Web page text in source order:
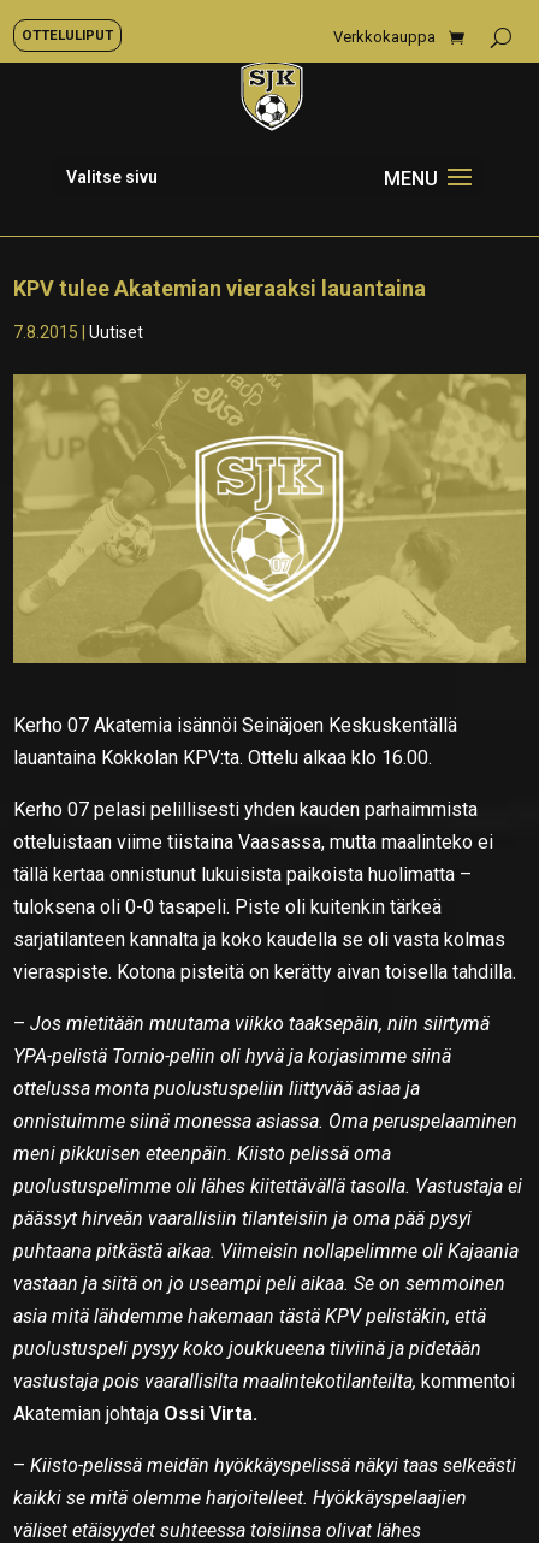
OTTELULIPUT Verkkokauppa
Valitse sivu
KPV tulee Akatemian vieraaksi lauantaina
7.8.2015 |Uutiset
Kerho 07 Akatemia isännöi Seinäjoen Keskuskentällä
lauantaina Kokkolan KPV:ta. Ottelu alkaa klo 16.00.
Kerho 07 pelasi pelillisesti yhden kauden parhaimmista
otteluistaan viime tiistaina Vaasassa, mutta maalinteko ei
tällä kertaa onnistunut lukuisista paikoista huolimatta –
tuloksena oli 0-0 tasapeli. Piste oli kuitenkin tärkeä
sarjatilanteen kannalta ja koko kaudella se oli vasta kolmas
vieraspiste. Kotona pisteitä on kerätty aivan toisella tahdilla.
–Jos mietitään muutama viikko taaksepäin, niin siirtymä
YPA-pelistä Tornio-peliin oli hyvä ja korjasimme siinä
ottelussa monta puolustuspeliin liittyvää asiaa ja
onnistuimme siinä monessa asiassa. Oma peruspelaaminen
meni pikkuisen eteenpäin. Kiisto pelissä oma
puolustuspelimme oli lähes kiitettävällä tasolla. Vastustaja ei
päässyt hirveän vaarallisiin tilanteisiin ja oma pää pysyi
puhtaana pitkästä aikaa. Viimeisin nollapelimme oli Kajaania
vastaan ja siitä on jo useampi peli aikaa. Se on semmoinen
asia mitä lähdemme hakemaan tästä KPV pelistäkin, että
puolustuspeli pysyy koko joukkueena tiiviinä ja pidetään
vastustaja pois vaarallisilta maalintekotilanteilta, kommentoi
Akatemian johtaja Ossi Virta.
–Kiisto-pelissä meidän hyökkäyspelissä näkyi taas selkeästi
kaikki se mitä olemme harjoitelleet. Hyökkäyspelaajien
väliset etäisyydet suhteessa toisiinsa olivat lähes